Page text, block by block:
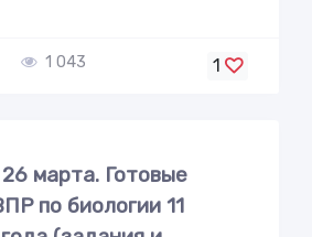
1 043 1
марта. Готовые
по биологии 11